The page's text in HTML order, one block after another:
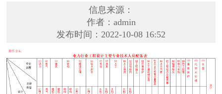
信息来源：
作者：admin
发布时间：2022-10-08 16:52